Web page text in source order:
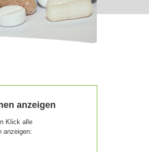
anzeigen
Klick alle
anzeigen: